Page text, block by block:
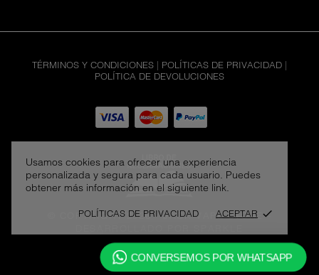
Usamos cookies para ofrecer una experiencia
personalizada y segura para cada usuario. Puedes
obtener más información en el siguiente link.
POLÍTICAS DE PRIVACIDAD ACEPTAR done
CONVERSEMOS POR WHATSAPP
TÉRMINOS Y CONDICIONES | POLÍTICAS DE PRIVACIDAD |
POLÍTICA DE DEVOLUCIONES
© COPYRIGHT 2026 - JACK VAPE STORE-